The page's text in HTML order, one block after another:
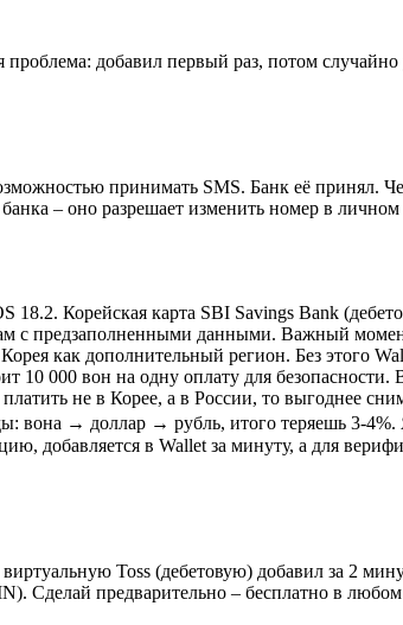
добавил первый раз, потом
принимать SMS. Банк её принял.
– оно разрешает изменить номер в личном
Корейская карта SBI Savings Bank
с предзаполненными данными. Важный
как дополнительный регион. Без этого
000 вон на одну оплату для
не в Корее, а в России, то выгоднее
вона → доллар → рубль, итого теряешь 3-4%.
добавляется в Wallet за минуту, а для
Toss (дебетовую) добавил за 2
Сделай предварительно – бесплатно в